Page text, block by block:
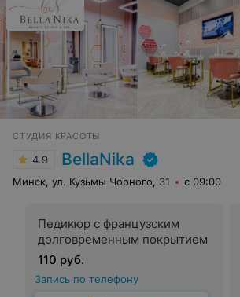
СТУДИЯ КРАСОТЫ
4.9 BellaNika
Минск, ул. Кузьмы Чорного, 31 с 09:00
Педикюр с французским
долговременным покрытием
110 руб.
Запись по телефону